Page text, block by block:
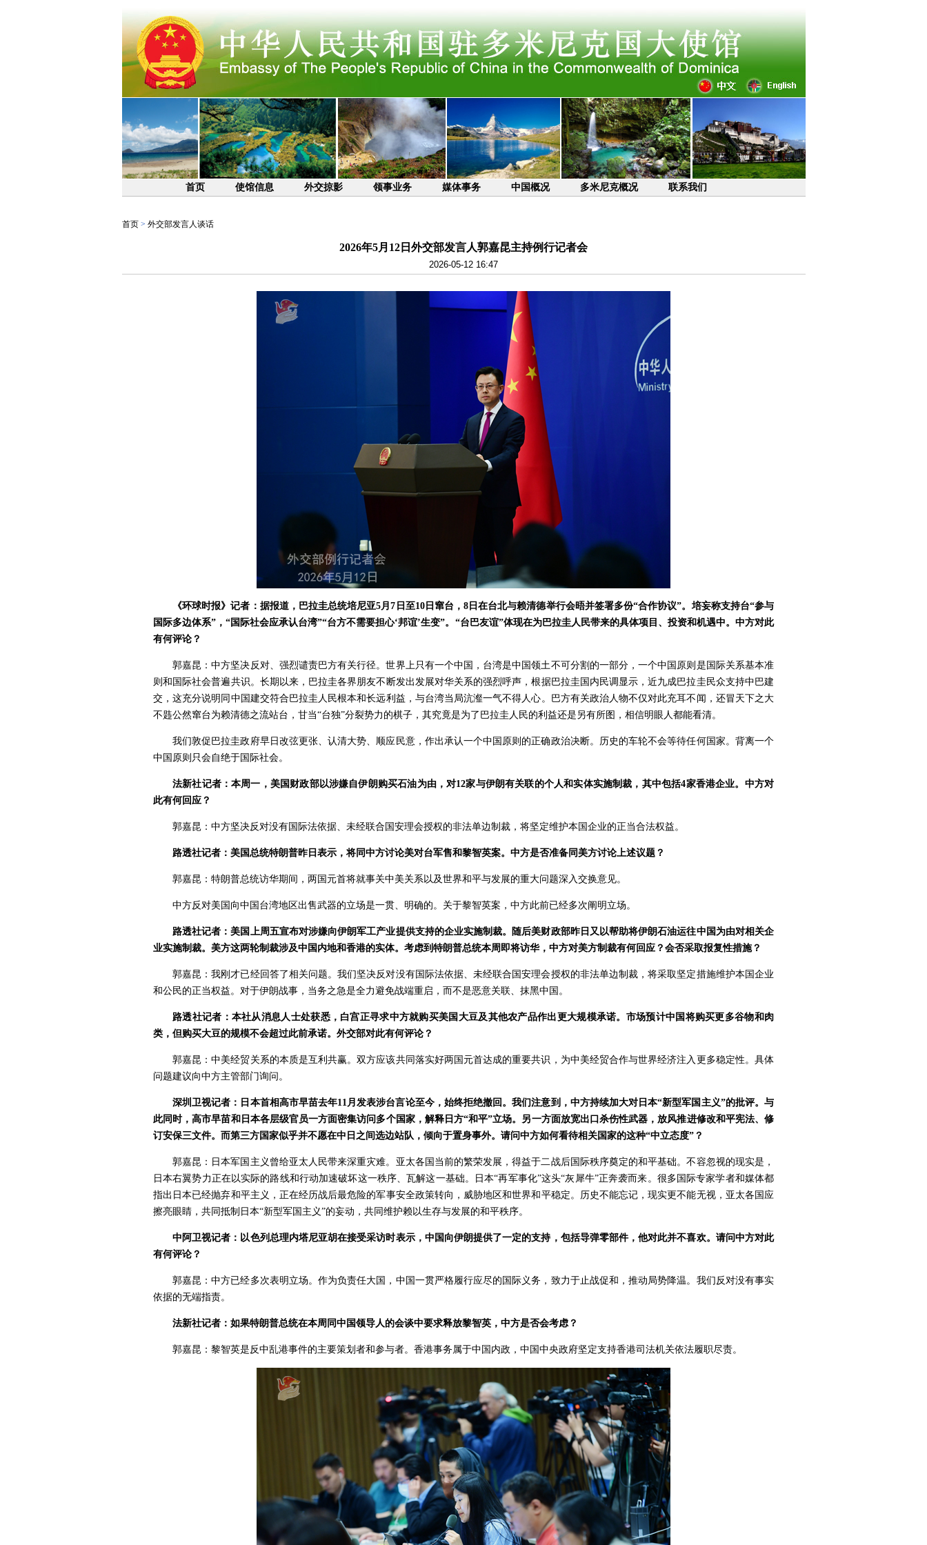
首页 使馆信息 外交掠影 领事业务 媒体事务 中国概况 多米尼克概况 联系我们
首页> 外交部发言人谈话
2026年5月12日外交部发言人郭嘉昆主持例行记者会
2026-05-12 16:47
《环球时报》记者：据报道，巴拉圭总统培尼亚5月7日至10日窜台，8日在台北与赖清德举行会晤并签署多份“合作协议”。培妄称支持台“参与
国际多边体系”，“国际社会应承认台湾”“台方不需要担心‘邦谊’生变”。“台巴友谊”体现在为巴拉圭人民带来的具体项目、投资和机遇中。中方对此
有何评论？
郭嘉昆：中方坚决反对、强烈谴责巴方有关行径。世界上只有一个中国，台湾是中国领土不可分割的一部分，一个中国原则是国际关系基本准
则和国际社会普遍共识。长期以来，巴拉圭各界朋友不断发出发展对华关系的强烈呼声，根据巴拉圭国内民调显示，近九成巴拉圭民众支持中巴建
交，这充分说明同中国建交符合巴拉圭人民根本和长远利益，与台湾当局沆瀣一气不得人心。巴方有关政治人物不仅对此充耳不闻，还冒天下之大
不韪公然窜台为赖清德之流站台，甘当“台独”分裂势力的棋子，其究竟是为了巴拉圭人民的利益还是另有所图，相信明眼人都能看清。
我们敦促巴拉圭政府早日改弦更张、认清大势、顺应民意，作出承认一个中国原则的正确政治决断。历史的车轮不会等待任何国家。背离一个
中国原则只会自绝于国际社会。
法新社记者：本周一，美国财政部以涉嫌自伊朗购买石油为由，对12家与伊朗有关联的个人和实体实施制裁，其中包括4家香港企业。中方对
此有何回应？
郭嘉昆：中方坚决反对没有国际法依据、未经联合国安理会授权的非法单边制裁，将坚定维护本国企业的正当合法权益。
路透社记者：美国总统特朗普昨日表示，将同中方讨论美对台军售和黎智英案。中方是否准备同美方讨论上述议题？
郭嘉昆：特朗普总统访华期间，两国元首将就事关中美关系以及世界和平与发展的重大问题深入交换意见。
中方反对美国向中国台湾地区出售武器的立场是一贯、明确的。关于黎智英案，中方此前已经多次阐明立场。
路透社记者：美国上周五宣布对涉嫌向伊朗军工产业提供支持的企业实施制裁。随后美财政部昨日又以帮助将伊朗石油运往中国为由对相关企
业实施制裁。美方这两轮制裁涉及中国内地和香港的实体。考虑到特朗普总统本周即将访华，中方对美方制裁有何回应？会否采取报复性措施？
郭嘉昆：我刚才已经回答了相关问题。我们坚决反对没有国际法依据、未经联合国安理会授权的非法单边制裁，将采取坚定措施维护本国企业
和公民的正当权益。对于伊朗战事，当务之急是全力避免战端重启，而不是恶意关联、抹黑中国。
路透社记者：本社从消息人士处获悉，白宫正寻求中方就购买美国大豆及其他农产品作出更大规模承诺。市场预计中国将购买更多谷物和肉
类，但购买大豆的规模不会超过此前承诺。外交部对此有何评论？
郭嘉昆：中美经贸关系的本质是互利共赢。双方应该共同落实好两国元首达成的重要共识，为中美经贸合作与世界经济注入更多稳定性。具体
问题建议向中方主管部门询问。
深圳卫视记者：日本首相高市早苗去年11月发表涉台言论至今，始终拒绝撤回。我们注意到，中方持续加大对日本“新型军国主义”的批评。与
此同时，高市早苗和日本各层级官员一方面密集访问多个国家，解释日方“和平”立场。另一方面放宽出口杀伤性武器，放风推进修改和平宪法、修
订安保三文件。而第三方国家似乎并不愿在中日之间选边站队，倾向于置身事外。请问中方如何看待相关国家的这种“中立态度”？
郭嘉昆：日本军国主义曾给亚太人民带来深重灾难。亚太各国当前的繁荣发展，得益于二战后国际秩序奠定的和平基础。不容忽视的现实是，
日本右翼势力正在以实际的路线和行动加速破坏这一秩序、瓦解这一基础。日本“再军事化”这头“灰犀牛”正奔袭而来。很多国际专家学者和媒体都
指出日本已经抛弃和平主义，正在经历战后最危险的军事安全政策转向，威胁地区和世界和平稳定。历史不能忘记，现实更不能无视，亚太各国应
擦亮眼睛，共同抵制日本“新型军国主义”的妄动，共同维护赖以生存与发展的和平秩序。
中阿卫视记者：以色列总理内塔尼亚胡在接受采访时表示，中国向伊朗提供了一定的支持，包括导弹零部件，他对此并不喜欢。请问中方对此
有何评论？
郭嘉昆：中方已经多次表明立场。作为负责任大国，中国一贯严格履行应尽的国际义务，致力于止战促和，推动局势降温。我们反对没有事实
依据的无端指责。
法新社记者：如果特朗普总统在本周同中国领导人的会谈中要求释放黎智英，中方是否会考虑？
郭嘉昆：黎智英是反中乱港事件的主要策划者和参与者。香港事务属于中国内政，中国中央政府坚定支持香港司法机关依法履职尽责。